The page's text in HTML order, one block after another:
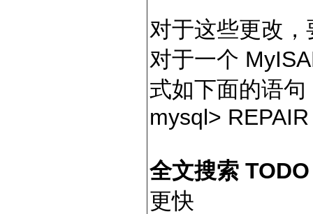
对于这些更改
对于一个
式如下面的语句
mysql>
全文搜索
更快